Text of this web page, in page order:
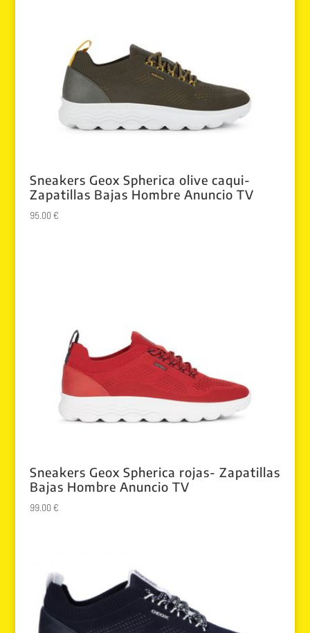
Sneakers Geox Spherica olive caqui-
Zapatillas Bajas Hombre Anuncio TV
95.00€
Sneakers Geox Spherica rojas- Zapatillas
Bajas Hombre Anuncio TV
99.00€